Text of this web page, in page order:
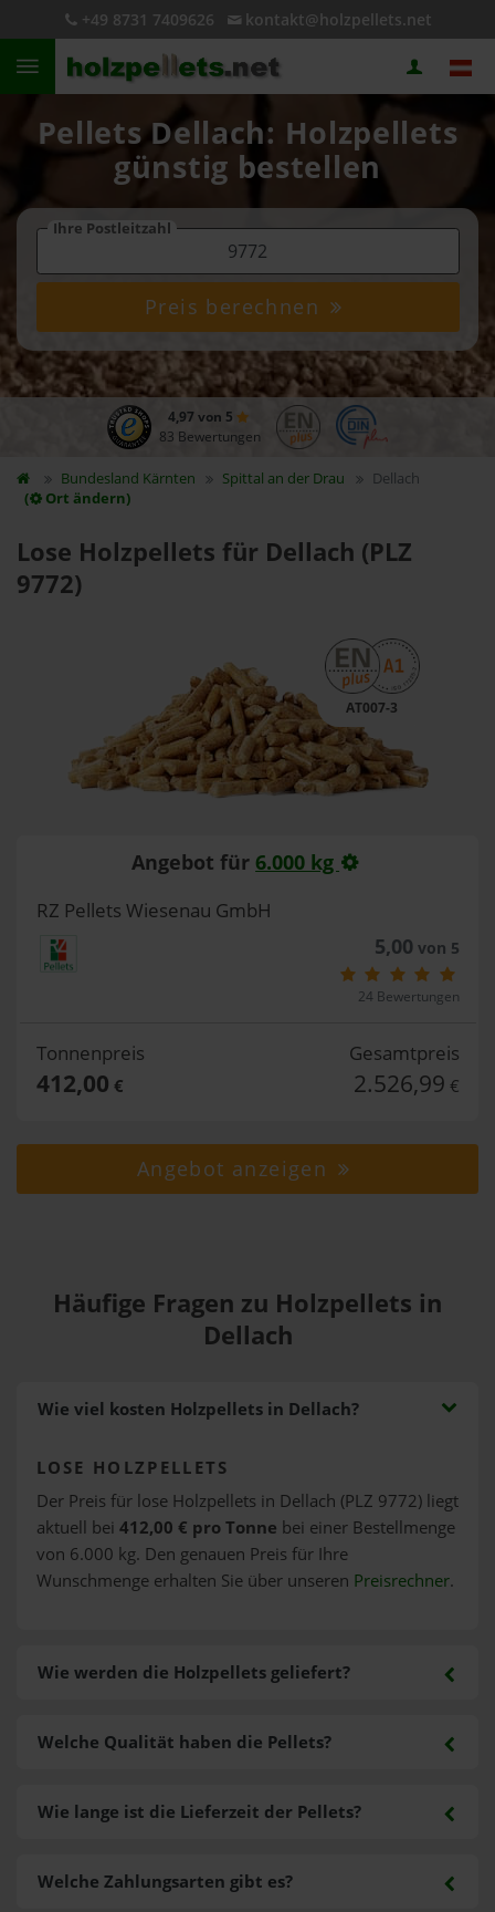
+49 8731 7409626 kontakt@holzpellets.net
Pellets Dellach: Holzpellets
günstig bestellen
Ihre Postleitzahl
Preis berechnen
4,97 von 5
83 Bewertungen
Bundesland Kärnten Spittal an der Drau
Dellach
(
Ort ändern)
Lose Holzpellets für Dellach (PLZ
9772)
AT007-3
Angebot für 6.000 kg
RZ Pellets Wiesenau GmbH
5,00 von 5
24 Bewertungen
Tonnenpreis
412,00 €
Gesamtpreis
2.526,99 €
Angebot anzeigen
Häufige Fragen zu Holzpellets in
Dellach
Wie viel kosten Holzpellets in Dellach?
LOSE HOLZPELLETS
Der Preis für lose Holzpellets in Dellach (PLZ 9772) liegt
aktuell bei 412,00 € pro Tonne bei einer Bestellmenge
von 6.000 kg. Den genauen Preis für Ihre
Wunschmenge erhalten Sie über unseren Preisrechner.
Wie werden die Holzpellets geliefert?
Welche Zahlungsarten gibt es?
Welche Qualität haben die Pellets?
Wie lange ist die Lieferzeit der Pellets?